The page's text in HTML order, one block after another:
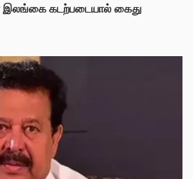
இலங்கை கடற்படையால் கைது